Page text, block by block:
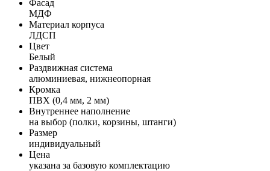
Фасад
МДФ
Материал корпуса
ЛДСП
Цвет
Белый
Раздвижная система
алюминиевая, нижнеопорная
Кромка
ПВХ (0,4 мм, 2 мм)
Внутреннее наполнение
на выбор (полки, корзины, штанги)
Размер
индивидуальный
Цена
указана за базовую комплектацию